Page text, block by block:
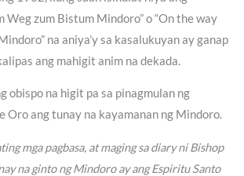
Weg zum Bistum Mindoro” o “On the way
na aniya’y sa kasalukuyan ay ganap
ang mahigit anim na dekada.
obispo na higit pa sa pinagmulan ng
Oro ang tunay na kayamanan ng Mindoro.
mga pagbasa, at maging sa diary ni Bishop
na ginto ng Mindoro ay ang Espiritu Santo